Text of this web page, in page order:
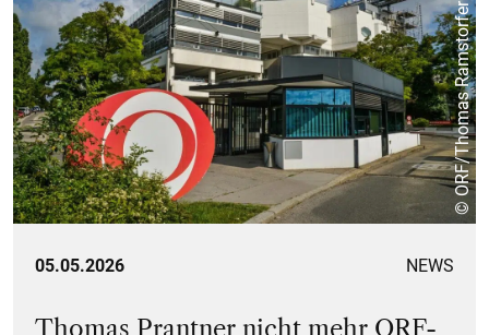
© ORF/Thomas Ramstorfer
05.05.2026 NEWS